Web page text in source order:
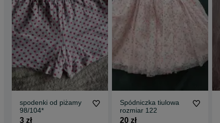
spodenki od piżamy
98/104*
3 zł
Spódniczka tiulowa
rozmiar 122
20 zł